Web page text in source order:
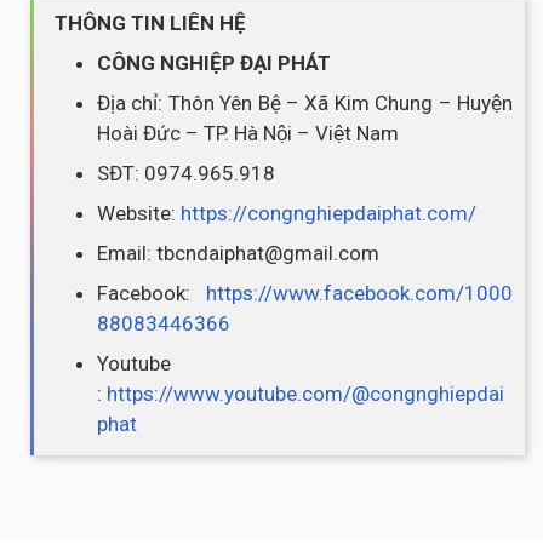
THÔNG TIN LIÊN HỆ
CÔNG NGHIỆP ĐẠI PHÁT
Địa chỉ: Thôn Yên Bệ – Xã Kim Chung – Huyện
Hoài Đức – TP. Hà Nội – Việt Nam
SĐT: 0974.965.918
Website: https://congnghiepdaiphat.com/
Email: tbcndaiphat@gmail.com
Facebook: https://www.facebook.com/1000
88083446366
Youtube
: https://www.youtube.com/@congnghiepdai
phat